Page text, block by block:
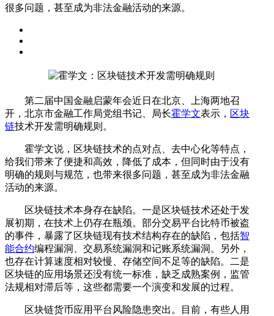
很多问题，甚至成为非法金融活动的来源。
第二届中国金融启蒙年会近日在北京、上海两地召
开，北京市金融工作局党组书记、局长霍学文表示， 区块
链技术开发需明确规则。
霍学文说，区块链技术的点对点、去中心化等特点，
给我们带来了便捷和高效，降低了成本，但同时由于没有
明确的规则与规范，也带来很多问题，甚至成为非法金融
活动的来源。
区块链技术本身存在缺陷。一是区块链技术还处于发
展初期，在技术上仍存在瓶颈。部分交易平台比特币被盗
的事件，暴露了区块链现有技术结构存在的缺陷，包括智
能合约编程漏洞、交易系统漏洞和记账系统漏洞。另外，
也存在计算速度相对较慢、存储空间不足等的缺陷。二是
区块链的应用场景还没有统一标准，缺乏成熟案例，监管
法规相对滞后等，这些都需要一个演变和发展的过程。
区块链货币应用平台风险隐患突出。目前，有些人用